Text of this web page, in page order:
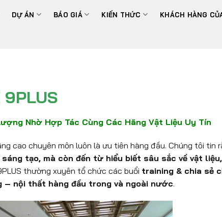
DỰ ÁN BÁO GIÁ KIẾN THỨC KHÁCH HÀNG
9PLUS
Nhờ Hợp Tác Cùng Các Hãng Vật Liệu Uy Tín
cao chuyên môn luôn là ưu tiên hàng đầu. Chúng tôi tin
tạo, mà còn đến từ hiểu biết sâu sắc về vật
thường xuyên tổ chức các buổi training & chia sẻ
nội thất hàng đầu trong và ngoài nước.